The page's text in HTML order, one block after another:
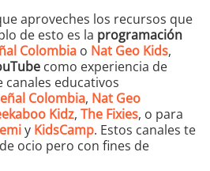
aproveches los recursos que
de esto es la programación
Colombia o Nat Geo Kids,
como experiencia de
canales educativos
Colombia, Nat Geo
Kidz, The Fixies, o para
y KidsCamp. Estos canales te
ocio pero con fines de